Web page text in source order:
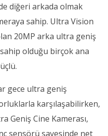
diğeri arkada olmak
sahip. Ultra Vision
20MP arka ultra geniş
sahip olduğu birçok ana
gece ultra geniş
karşılaşabilirken,
Geniş Cine Kamerası,
sensörü sayesinde net